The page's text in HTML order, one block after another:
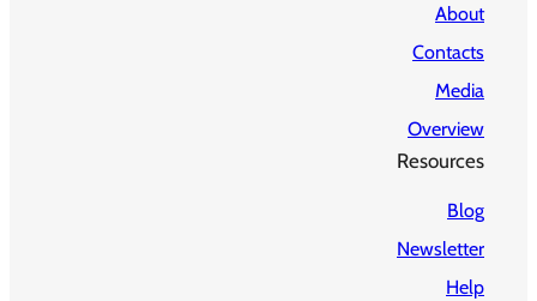
About
Contacts
Media
Overview
Resources
Blog
Newsletter
Help